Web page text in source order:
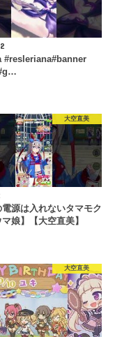
#resleriana#banner
大空直美
電源は入れないタマモク
娘】【大空直美】
大空直美